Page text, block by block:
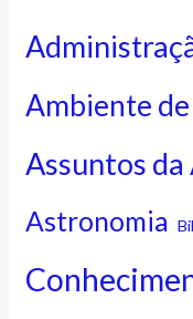
Ambiente
Assuntos
Astronomia